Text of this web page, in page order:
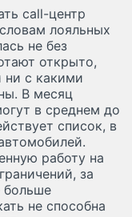
call-центр
лояльных
не без
открыто,
ни с какими
В месяц
в среднем до
список, в
работу на
за
больше
не способна